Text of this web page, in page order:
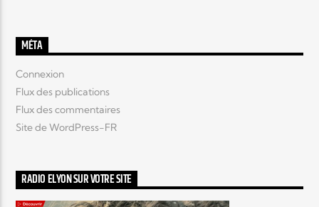
MÉTA
Connexion
Flux des publications
Flux des commentaires
Site de WordPress-FR
RADIO ELYON SUR VOTRE SITE